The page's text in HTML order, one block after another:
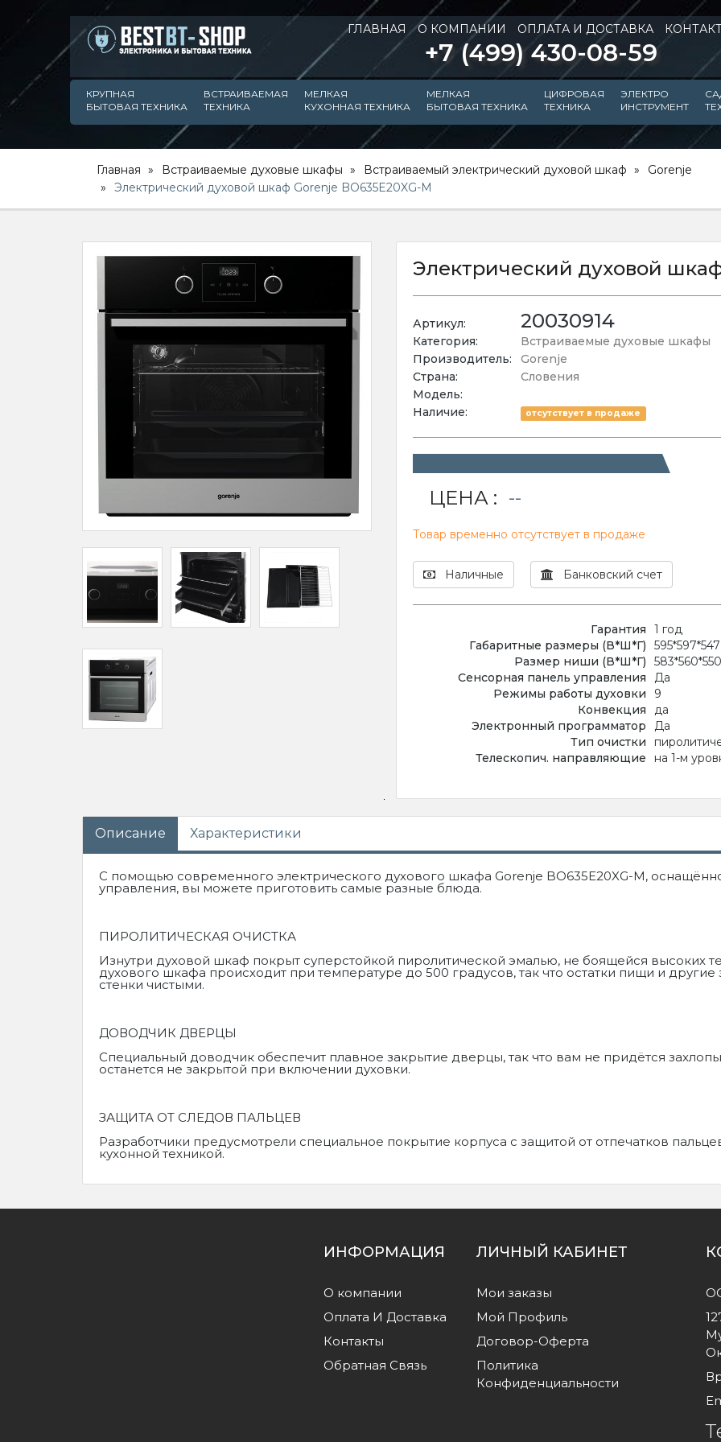
ГЛАВНАЯ О КОМПАНИИ ОПЛАТА И ДОСТАВКА
+7 (499) 430-08-59
КРУПНАЯ
БЫТОВАЯ ТЕХНИКА
ВСТРАИВАЕМАЯ
ТЕХНИКА
МЕЛКАЯ
КУХОННАЯ ТЕХНИКА
МЕЛКАЯ
БЫТОВАЯ ТЕХНИКА
ЦИФРОВАЯ
ТЕХНИКА
ЭЛЕКТРО
ИНСТРУМЕНТ
Главная Встраиваемые духовые шкафы Встраиваемый электрический духовой шкаф
Gorenje
Электрический духовой шкаф Gorenje BO635E20XG-M
Электрический духовой
Артикул: 20030914
Категория:
Встраиваемые духовые шкафы
Производитель:
Gorenje
Страна:
Словения
Модель:
Наличие:
отсутствует в продаже
ЦЕНА : --
Товар временно отсутствует в продаже
Наличные Банковский счет
Гарантия
1 год
Габаритные размеры (В*Ш*Г)
595*597*547
Размер ниши (В*Ш*Г)
583*560*550
Сенсорная панель управления
Да
Режимы работы духовки
9
Конвекция
да
Электронный программатор
Да
Тип очистки
Телескопич. направляющие
на 1-м
Описание Характеристики
С помощью современного электрического духового шкафа Gorenje BO635E20XG-M,
управления, вы можете приготовить самые разные блюда.
ПИРОЛИТИЧЕСКАЯ ОЧИСТКА
Изнутри духовой шкаф покрыт суперстойкой пиролитической эмалью, не боящейся высоких
духового шкафа происходит при температуре до 500 градусов, так что остатки пищи и другие
стенки чистыми.
ДОВОДЧИК ДВЕРЦЫ
Специальный доводчик обеспечит плавное закрытие дверцы, так что вам не придётся
останется не закрытой при включении духовки.
ЗАЩИТА ОТ СЛЕДОВ ПАЛЬЦЕВ
Разработчики предусмотрели специальное покрытие корпуса с защитой от отпечатков
кухонной техникой.
ИНФОРМАЦИЯ
О компании
Оплата И Доставка
Контакты
Обратная Связь
ЛИЧНЫЙ КАБИНЕТ
Мои заказы
Мой Профиль
Договор-Оферта
Политика
Конфиденциальности